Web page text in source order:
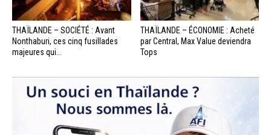
THAÏLANDE – SOCIÉTÉ : Avant
Nonthaburi, ces cinq fusillades
majeures qui...
THAÏLANDE – ÉCONOMIE : Acheté
par Central, Max Value deviendra
Tops